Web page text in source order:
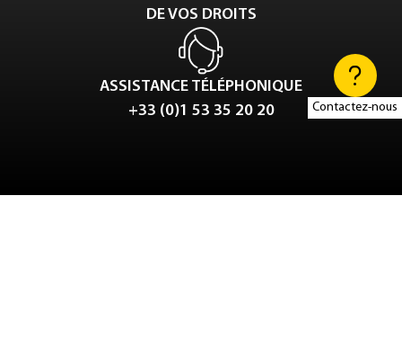
Contactez-nous
DE VOS DROITS
ASSISTANCE TÉLÉPHONIQUE
+33 (0)1 53 35 20 20